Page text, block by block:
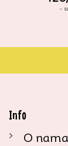
-
Info
O nama